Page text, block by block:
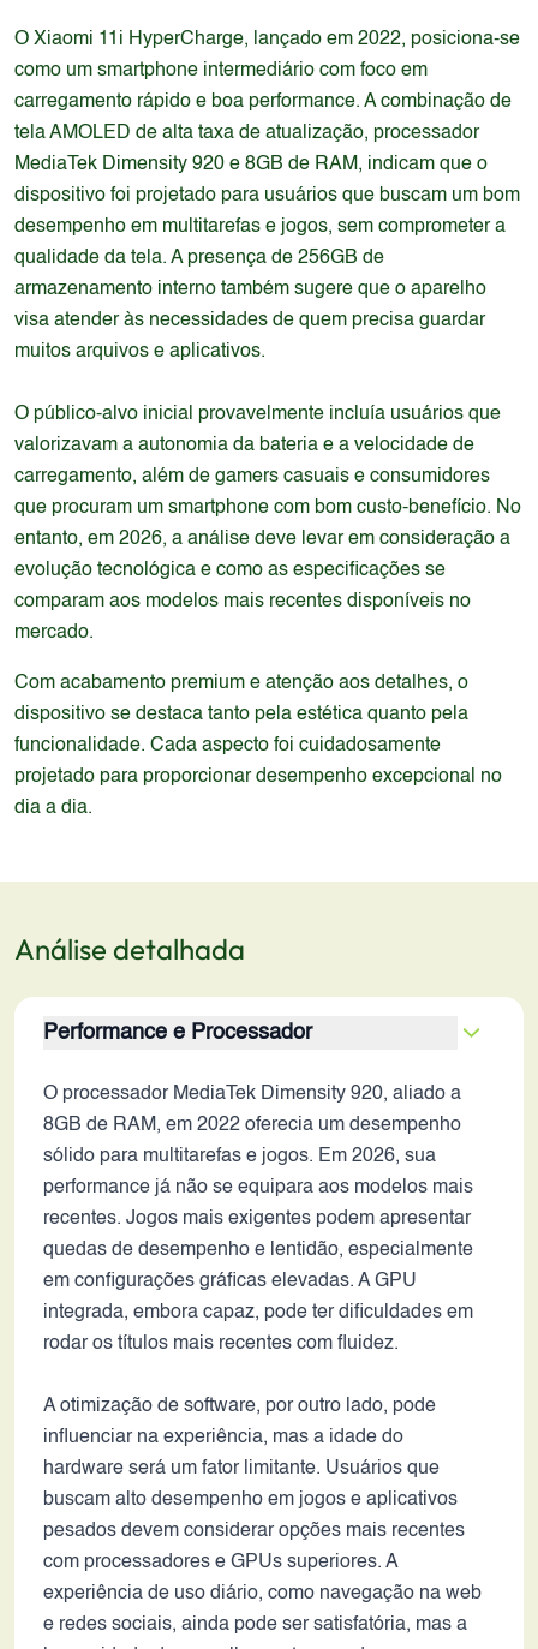
O Xiaomi 11i HyperCharge, lançado em 2022, posiciona-se
como um smartphone intermediário com foco em
carregamento rápido e boa performance. A combinação de
tela AMOLED de alta taxa de atualização, processador
MediaTek Dimensity 920 e 8GB de RAM, indicam que o
dispositivo foi projetado para usuários que buscam um bom
desempenho em multitarefas e jogos, sem comprometer a
qualidade da tela. A presença de 256GB de
armazenamento interno também sugere que o aparelho
visa atender às necessidades de quem precisa guardar
muitos arquivos e aplicativos.
O público-alvo inicial provavelmente incluía usuários que
valorizavam a autonomia da bateria e a velocidade de
carregamento, além de gamers casuais e consumidores
que procuram um smartphone com bom custo-benefício. No
entanto, em 2026, a análise deve levar em consideração a
evolução tecnológica e como as especificações se
comparam aos modelos mais recentes disponíveis no
mercado.
Com acabamento premium e atenção aos detalhes, o
dispositivo se destaca tanto pela estética quanto pela
funcionalidade. Cada aspecto foi cuidadosamente
projetado para proporcionar desempenho excepcional no
dia a dia.
Análise detalhada
Performance e Processador
O processador MediaTek Dimensity 920, aliado a
8GB de RAM, em 2022 oferecia um desempenho
sólido para multitarefas e jogos. Em 2026, sua
performance já não se equipara aos modelos mais
recentes. Jogos mais exigentes podem apresentar
quedas de desempenho e lentidão, especialmente
em configurações gráficas elevadas. A GPU
integrada, embora capaz, pode ter dificuldades em
rodar os títulos mais recentes com fluidez.
A otimização de software, por outro lado, pode
influenciar na experiência, mas a idade do
hardware será um fator limitante. Usuários que
buscam alto desempenho em jogos e aplicativos
pesados devem considerar opções mais recentes
com processadores e GPUs superiores. A
experiência de uso diário, como navegação na web
e redes sociais, ainda pode ser satisfatória, mas a